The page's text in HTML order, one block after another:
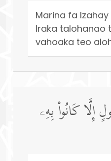
Marina fa
Iraka talohanao
vahoaka teo
إِلَّا كَانُوا۟ بِهِۦ